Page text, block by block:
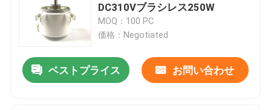
DC310Vブラシレス250W
MOQ：100 PC
価格：Negotiated
ベストプライス お問い合わせ